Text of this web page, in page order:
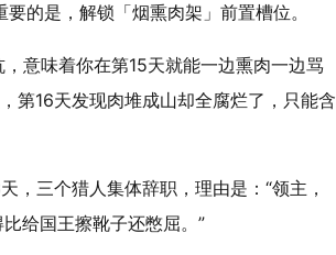
的是，解锁「烟熏肉架」前置槽位。
意味着你在第15天就能一边熏肉一边骂
第16天发现肉堆成山却全腐烂了，只能含
，三个猎人集体辞职，理由是：“领主，
给国王擦靴子还憋屈。”